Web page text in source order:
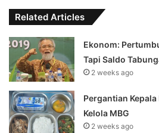
Related Articles
Ekonom:
Tapi Saldo
2 weeks ago
Pergantian Kepala
Kelola MBG
2 weeks ago